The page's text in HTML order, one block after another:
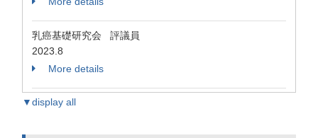
乳癌基礎研究会 評議員
2023.8
More details
▼display all